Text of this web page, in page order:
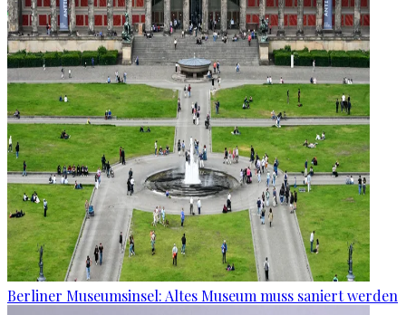
Berliner Museumsinsel: Altes Museum muss saniert werden